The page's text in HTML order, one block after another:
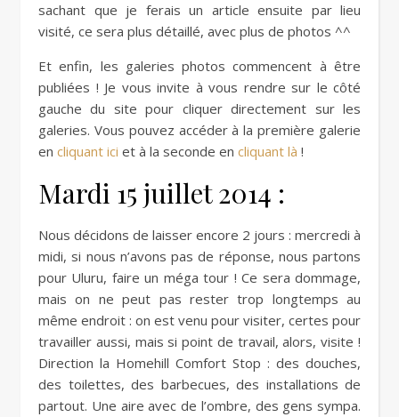
sachant que je ferais un article ensuite par lieu
visité, ce sera plus détaillé, avec plus de photos ^^
Et enfin, les galeries photos commencent à être
publiées ! Je vous invite à vous rendre sur le côté
gauche du site pour cliquer directement sur les
galeries. Vous pouvez accéder à la première galerie
en cliquant ici et à la seconde en cliquant là !
Mardi 15 juillet 2014 :
Nous décidons de laisser encore 2 jours : mercredi à
midi, si nous n’avons pas de réponse, nous partons
pour Uluru, faire un méga tour ! Ce sera dommage,
mais on ne peut pas rester trop longtemps au
même endroit : on est venu pour visiter, certes pour
travailler aussi, mais si point de travail, alors, visite !
Direction la Homehill Comfort Stop : des douches,
des toilettes, des barbecues, des installations de
partout. Une aire avec de l’ombre, des gens sympa.